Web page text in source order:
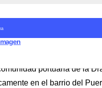
portuaria de la
en el barrio del